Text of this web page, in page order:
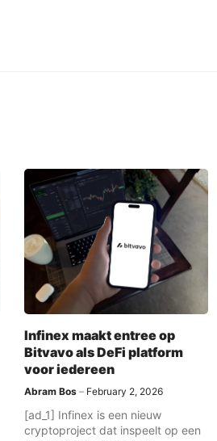
Infinex maakt entree op
Bitvavo als DeFi platform
voor iedereen
Abram Bos February 2, 2026
[ad_1] Infinex is een nieuw
cryptoproject dat inspeelt op een